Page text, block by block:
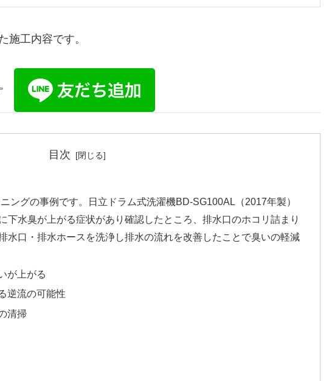
施工内容です。
目次
ングの事例です。日立ドラム式洗濯機BD-SG100AL（2017年製）
下水臭が上がる症状があり確認したところ、排水口のホコリ詰まり
水口・排水ホースを洗浄し排水の流れを改善したことで臭いの軽減
が上がる
逆流の可能性
清掃